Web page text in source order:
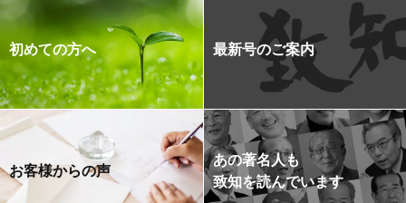
初めての方へ 最新号のご案内
お客様からの声
あの著名人も
致知を読んでいます